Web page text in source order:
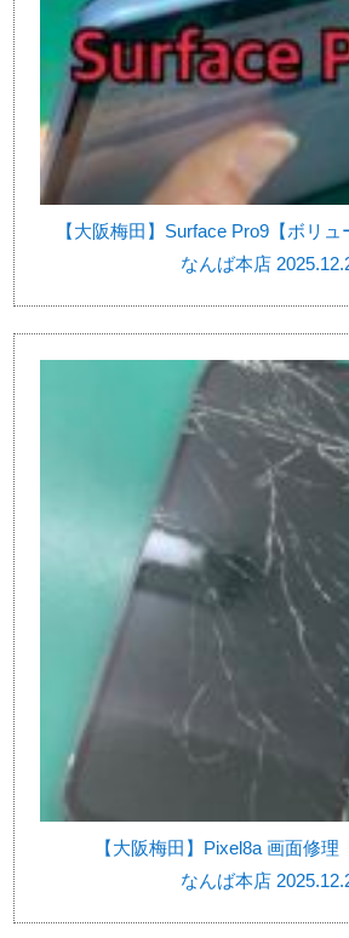
【大阪梅田】Surface Pro9【ボリュ
なんば本店
【大阪梅田】Pixel8a 画面修理
なんば本店